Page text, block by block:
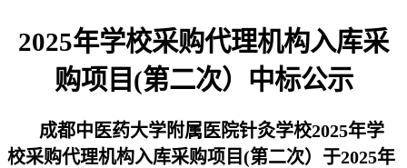
2025年学校采购代理机构入库采
购项目(第二次） 中标公示
成都中医药大学附属医院针灸学校2025年学
校采购代理机构入库采购项目(第二次）于2025年